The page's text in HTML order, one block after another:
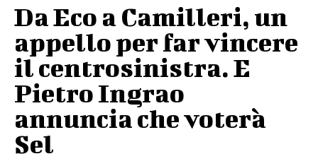
Da Eco a Camilleri, un
appello per far vincere
il centrosinistra. E
Pietro Ingrao
annuncia che voterà
Sel